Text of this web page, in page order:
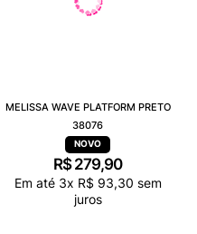
MELISSA WAVE PLATFORM PRETO
38076
R$ 279,90
Em até 3x R$ 93,30 sem
juros